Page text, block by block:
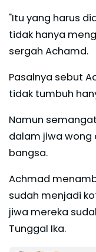
"Itu yang harus
tidak hanya
sergah Achamd.
Pasalnya sebut
tidak tumbuh
Namun
dalam jiwa wong
bangsa.
Achmad
sudah menjadi
jiwa mereka
Tunggal Ika.